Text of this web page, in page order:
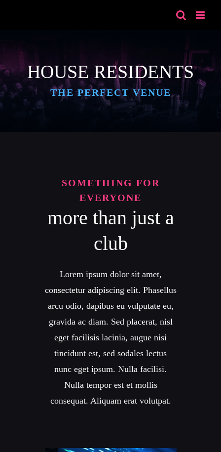
HOUSE RESIDENTS
THE PERFECT VENUE
SOMETHING FOR
EVERYONE
more than just a
club
Lorem ipsum dolor sit amet,
consectetur adipiscing elit. Phasellus
arcu odio, dapibus eu vulputate eu,
gravida ac diam. Sed placerat, nisl
eget facilisis lacinia, augue nisi
tincidunt est, sed sodales lectus
nunc eget ipsum. Nulla facilisi.
Nulla tempor est et mollis
consequat. Aliquam erat volutpat.